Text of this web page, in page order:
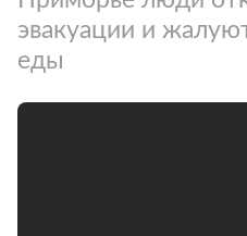
эвакуации и
еды